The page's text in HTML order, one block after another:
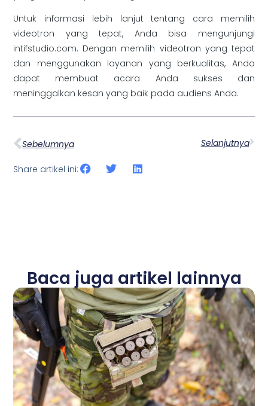
Untuk informasi lebih lanjut tentang cara memilih
videotron yang tepat, Anda bisa mengunjungi
intifstudio.com. Dengan memilih videotron yang tepat
dan menggunakan layanan yang berkualitas, Anda
dapat membuat acara Anda sukses dan
meninggalkan kesan yang baik pada audiens Anda.
Sebelumnya Selanjutnya
Share artikel ini:
Baca juga artikel lainnya